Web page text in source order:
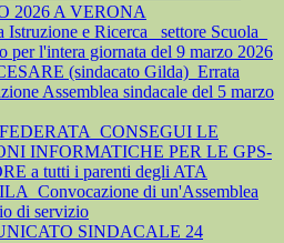
2026 A VERONA
e Ricerca_ settore Scuola_
per l'intera giornata del 9 marzo 2026
(sindacato Gilda)_Errata
Assemblea sindacale del 5 marzo
LE
INFORMATICHE PER LE GPS-
a tutti i parenti degli ATA
di un'Assemblea
di servizio
SINDACALE 24